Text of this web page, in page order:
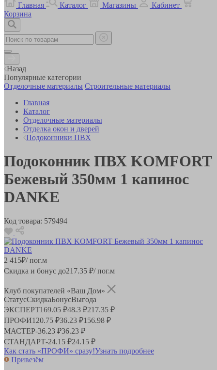
Главная
Каталог Магазины
Кабинет
Корзина
Назад
Популярные категории
Отделочные материалы Строительные материалы
Главная
Каталог
Отделочные материалы
Отделка окон и дверей
Подоконники ПВХ
Подоконник ПВХ KOMFORT
Бежевый 350мм 1 капинос
DANKE
Код товара: 579494
2 415₽/ пог.м
Скидка и бонус до217.35 ₽/ пог.м
Клуб покупателей «Ваш Дом»
СтатусСкидкаБонусВыгода
ЭКСПЕРТ169.05 ₽48.3 ₽217.35 ₽
ПРОФИ120.75 ₽36.23 ₽156.98 ₽
МАСТЕР-36.23 ₽36.23 ₽
СТАНДАРТ-24.15 ₽24.15 ₽
Как стать «ПРОФИ» сразу!Узнать подробнее
Привезём